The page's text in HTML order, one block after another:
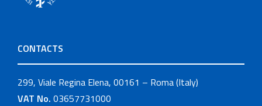
CONTACTS
299, Viale Regina Elena, 00161 – Roma (Italy)
VAT No. 03657731000